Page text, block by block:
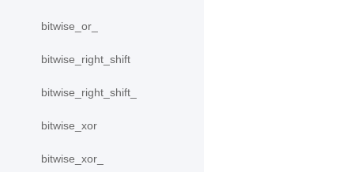
bitwise_or_
bitwise_right_shift
bitwise_right_shift_
bitwise_xor
bitwise_xor_